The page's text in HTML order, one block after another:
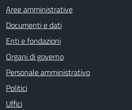
Aree amministrative
Documenti e dati
Enti e fondazioni
Organi di governo
Personale amministrativo
Politici
Uffici